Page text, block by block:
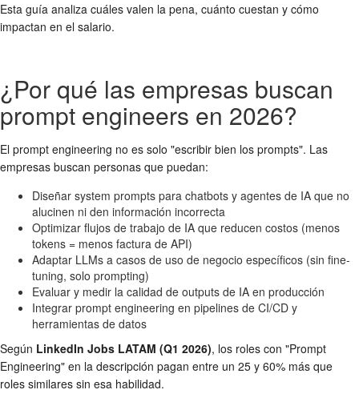
Esta guía analiza cuáles valen la pena, cuánto cuestan y cómo
impactan en el salario.
¿Por qué las empresas buscan
prompt engineers en 2026?
El prompt engineering no es solo "escribir bien los prompts". Las
empresas buscan personas que puedan:
Diseñar system prompts para chatbots y agentes de IA que no
alucinen ni den información incorrecta
Optimizar flujos de trabajo de IA que reducen costos (menos
tokens = menos factura de API)
Adaptar LLMs a casos de uso de negocio específicos (sin fine-
tuning, solo prompting)
Evaluar y medir la calidad de outputs de IA en producción
Integrar prompt engineering en pipelines de CI/CD y
herramientas de datos
Según LinkedIn Jobs LATAM (Q1 2026), los roles con "Prompt
Engineering" en la descripción pagan entre un 25 y 60% más que
roles similares sin esa habilidad.